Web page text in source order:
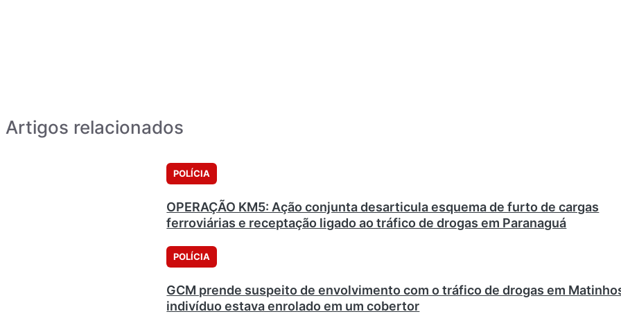
Artigos relacionados
POLÍCIA
OPERAÇÃO KM5: Ação conjunta desarticula esquema de furto de cargas
ferroviárias e receptação ligado ao tráfico de drogas em Paranaguá
POLÍCIA
GCM prende suspeito de envolvimento com o tráfico de drogas em
indivíduo estava enrolado em um cobertor